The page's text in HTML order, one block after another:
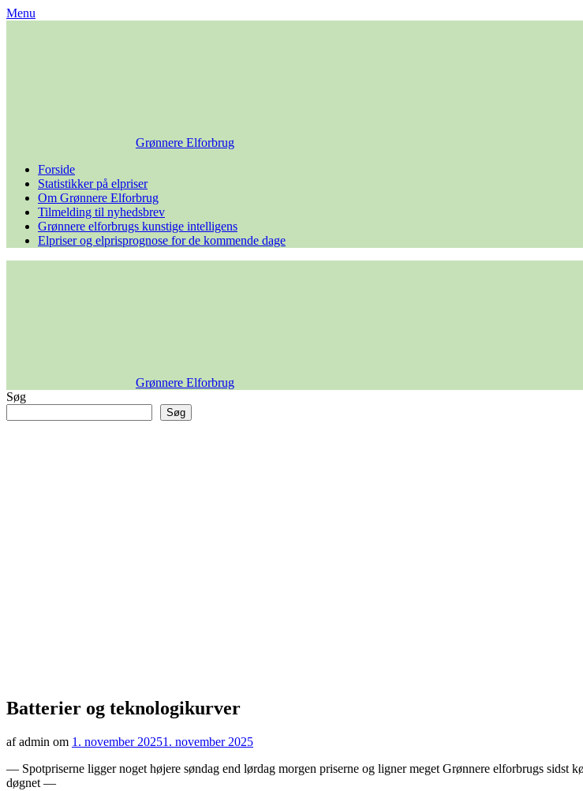
Skip
Menu
Grønnere Elforbrug
Forside
Statistikker på elpriser
Om Grønnere Elforbrug
Tilmelding til nyhedsbrev
Grønnere elforbrugs kunstige intelligens
Elpriser og elprisprognose for de kommende dage
Grønnere Elforbrug
Søg
Søg
Batterier og teknologikurver
af admin om 1. november 20251. november 2025
— Spotpriserne ligger noget højere søndag end lørdag morgen priserne og ligner meget Grønnere elforbrugs sidst
døgnet —